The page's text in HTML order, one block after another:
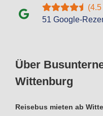
Über
Wittenburg
Reisebus mieten ab
51 Google-